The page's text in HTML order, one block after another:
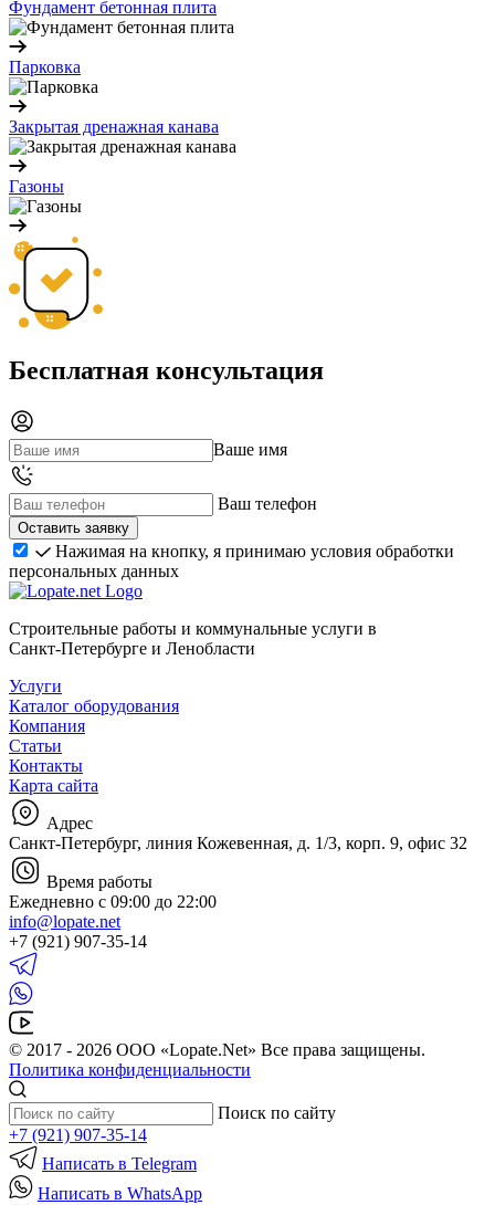
Фундамент бетонная плита
Парковка
Закрытая дренажная канава
Газоны
Бесплатная консультация
Ваше имя
Ваш телефон
Нажимая на кнопку, я принимаю условия обработки
персональных данных
Строительные работы и коммунальные услуги в
Санкт‑Петербурге и Ленобласти
Услуги
Каталог оборудования
Компания
Статьи
Контакты
Карта сайта
Адрес
Санкт-Петербург, линия Кожевенная, д. 1/3, корп. 9, офис 32
Время работы
Ежедневно с 09:00 до 22:00
info@lopate.net
+7 (921) 907-35-14
© 2017 - 2026 ООО «Lopate.Net» Все права защищены.
Политика конфиденциальности
Поиск по сайту
+7 (921) 907-35-14
Написать в Telegram
Написать в WhatsApp